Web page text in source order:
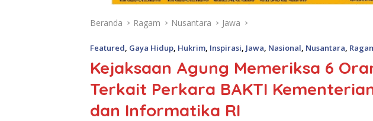
Beranda Ragam Nusantara Jawa
Featured, Gaya Hidup, Hukrim, Inspirasi, Jawa, Nasional, Nusantara,
Kejaksaan Agung Memeriksa 6
Terkait Perkara BAKTI
dan Informatika RI